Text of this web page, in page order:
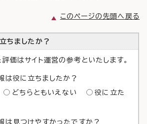
このページの先頭へ戻る
ちましたか？
価はサイト運営の参考といたします。
は役に立ちましたか？
どちらともいえない
役に立た
は見つけやすかったですか？